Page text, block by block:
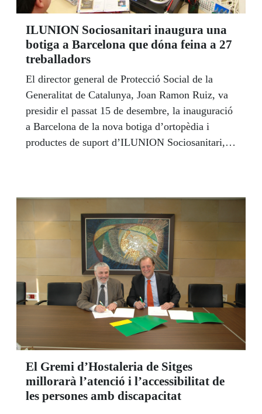
ILUNION Sociosanitari inaugura una
botiga a Barcelona que dóna feina a 27
treballadors
El director general de Protecció Social de la
Generalitat de Catalunya, Joan Ramon Ruiz, va
presidir el passat 15 de desembre, la inauguració
a Barcelona de la nova botiga d’ortopèdia i
productes de suport d’ILUNION Sociosanitari,
La nova botiga està situada al número 530 de la
Gran Via de les Corts Catalanes.
El Gremi d’Hostaleria de Sitges
millorarà l’atenció i l’accessibilitat de
les persones amb discapacitat